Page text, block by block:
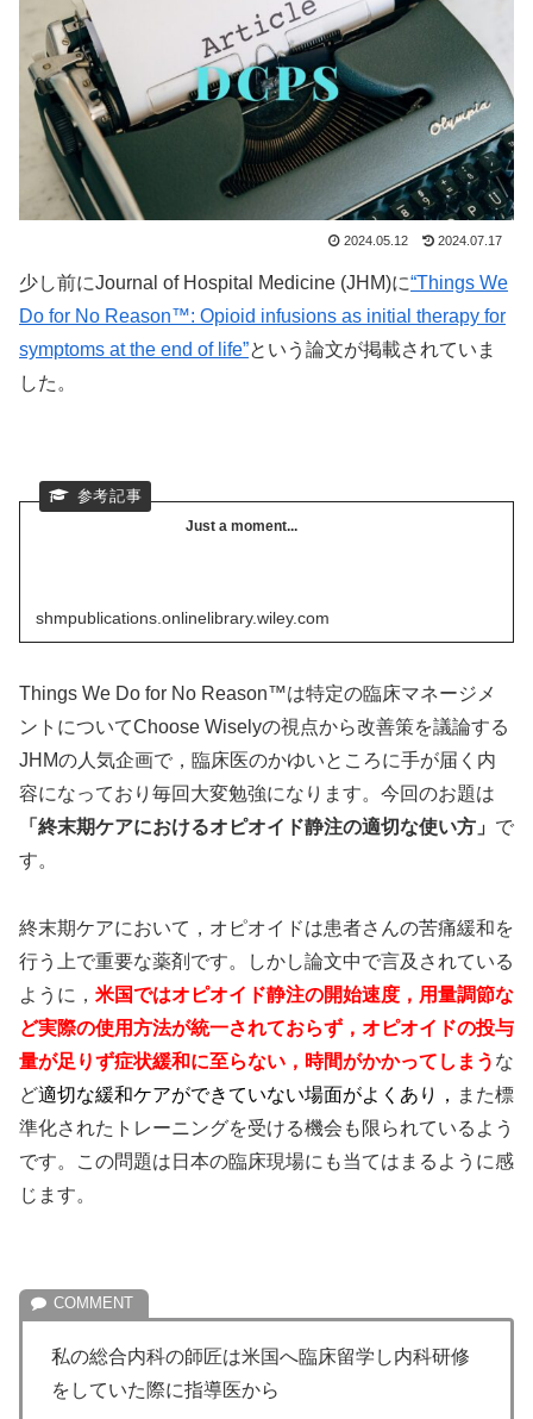
2024.05.12 2024.07.17
少し前にJournal of Hospital Medicine (JHM)に“Things We
Do for No Reason™: Opioid infusions as initial therapy for
symptoms at the end of life”という論文が掲載されていま
した。
Just a moment...
shmpublications.onlinelibrary.wiley.com
Things We Do for No Reason™は特定の臨床マネージメ
ントについてChoose Wiselyの視点から改善策を議論する
JHMの人気企画で，臨床医のかゆいところに手が届く内
容になっており毎回大変勉強になります。今回のお題は
「終末期ケアにおけるオピオイド静注の適切な使い方」 で
す。
終末期ケアにおいて，オピオイドは患者さんの苦痛緩和を
行う上で重要な薬剤です。しかし論文中で言及されている
ように， 米国ではオピオイド静注の開始速度，用量調節な
ど実際の使用方法が統一されておらず，オピオイドの投与
量が足りず症状緩和に至らない，時間がかかってしまう な
ど適切な緩和ケアができていない場面がよくあり， また標
準化されたトレーニングを受ける機会も限られているよう
です。この問題は日本の臨床現場にも当てはまるように感
じます。
私の総合内科の師匠は米国へ臨床留学し内科研修
をしていた際に指導医から